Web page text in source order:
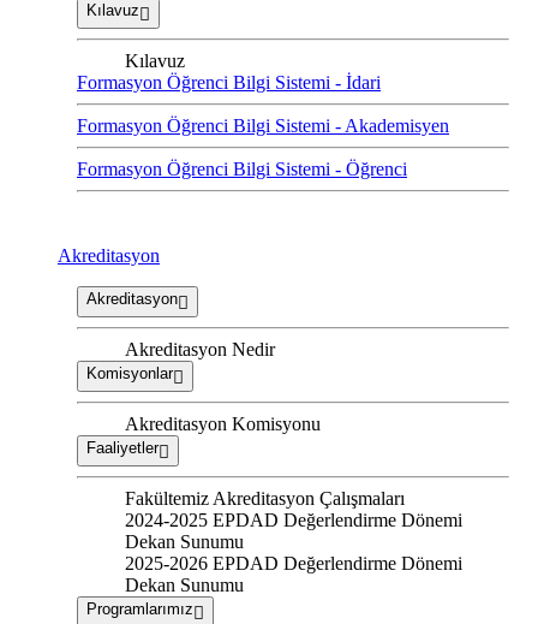
Kılavuz
Kılavuz
Formasyon Öğrenci Bilgi Sistemi - İdari
Formasyon Öğrenci Bilgi Sistemi - Akademisyen
Formasyon Öğrenci Bilgi Sistemi - Öğrenci
Akreditasyon
Akreditasyon
Akreditasyon Nedir
Komisyonlar
Akreditasyon Komisyonu
Faaliyetler
Fakültemiz Akreditasyon Çalışmaları
2024-2025 EPDAD Değerlendirme Dönemi
Dekan Sunumu
2025-2026 EPDAD Değerlendirme Dönemi
Dekan Sunumu
Programlarımız